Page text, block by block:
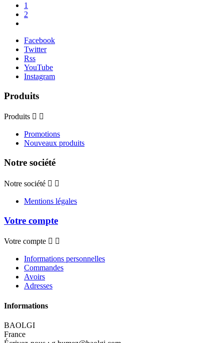
1
2
Facebook
Twitter
Rss
YouTube
Instagram
Produits
Produits  
Promotions
Nouveaux produits
Notre société
Notre société  
Mentions légales
Votre compte
Votre compte  
Informations personnelles
Commandes
Avoirs
Adresses
Informations
BAOLGI
France